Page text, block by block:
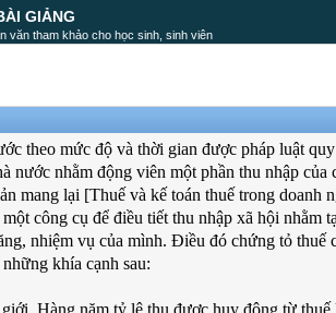
GIẢNG
văn tham khảo cho học sinh, sinh viên
theo mức độ và thời gian được pháp luật
nước nhằm động viên một phần thu nhập của
mang lại [Thuế và kế toán thuế trong doanh
công cụ để điều tiết thu nhập xã hội nhằm
nhiệm vụ của mình. Điều đó chứng tỏ thuế
khía cạnh sau:
Hàng năm tỷ lệ thu được huy động từ thuế